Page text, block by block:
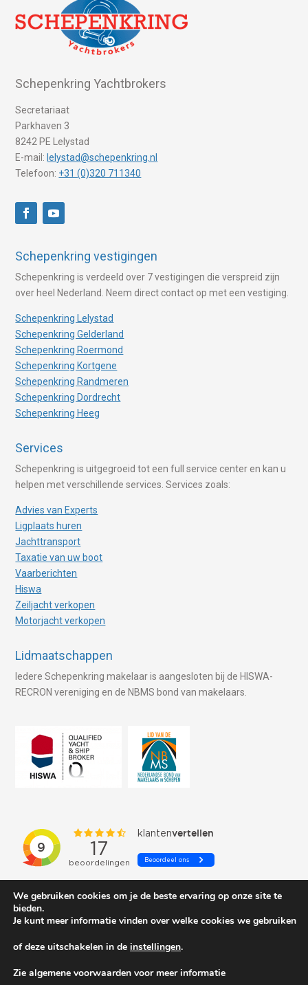
Schepenkring Yachtbrokers
Secretariaat
Parkhaven 3
8242 PE Lelystad
E-mail: lelystad@schepenkring.nl
Telefoon: +31 (0)320 711340
Schepenkring vestigingen
Schepenkring is verdeeld over 7 vestigingen die verspreid zijn
over heel Nederland. Neem direct contact op met een vestiging.
Schepenkring Lelystad
Schepenkring Gelderland
Schepenkring Roermond
Schepenkring Kortgene
Schepenkring Randmeren
Schepenkring Dordrecht
Schepenkring Heeg
Services
Schepenkring is uitgegroeid tot een full service center en kan u
helpen met verschillende services. Services zoals:
Advies van Experts
Ligplaats huren
Jachttransport
Taxatie van uw boot
Vaarberichten
Hiswa
Zeiljacht verkopen
Motorjacht verkopen
Lidmaatschappen
Iedere Schepenkring makelaar is aangesloten bij de HISWA-
RECRON vereniging en de NBMS bond van makelaars.
We gebruiken cookies om je de beste ervaring op onze site te
bieden.
Je kunt meer informatie vinden over welke cookies we gebruiken
of deze uitschakelen in de instellingen.
Zie algemene voorwaarden voor meer informatie